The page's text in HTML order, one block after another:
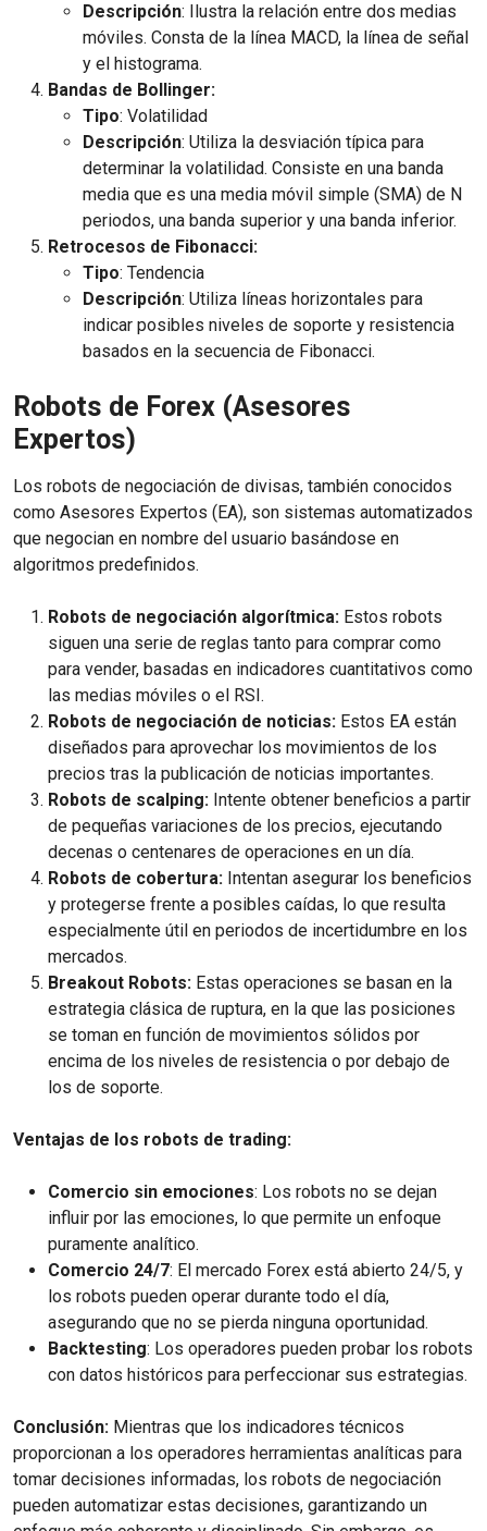
Descripción: Ilustra la relación entre dos medias
móviles. Consta de la línea MACD, la línea de señal
y el histograma.
Bandas de Bollinger:
Tipo: Volatilidad
Descripción: Utiliza la desviación típica para
determinar la volatilidad. Consiste en una banda
media que es una media móvil simple (SMA) de N
periodos, una banda superior y una banda inferior.
Retrocesos de Fibonacci:
Tipo: Tendencia
Descripción: Utiliza líneas horizontales para
indicar posibles niveles de soporte y resistencia
basados en la secuencia de Fibonacci.
Robots de Forex (Asesores
Expertos)
Los robots de negociación de divisas, también conocidos
como Asesores Expertos (EA), son sistemas automatizados
que negocian en nombre del usuario basándose en
algoritmos predefinidos.
Robots de negociación algorítmica: Estos robots
siguen una serie de reglas tanto para comprar como
para vender, basadas en indicadores cuantitativos como
las medias móviles o el RSI.
Robots de negociación de noticias: Estos EA están
diseñados para aprovechar los movimientos de los
precios tras la publicación de noticias importantes.
Robots de scalping: Intente obtener beneficios a partir
de pequeñas variaciones de los precios, ejecutando
decenas o centenares de operaciones en un día.
Robots de cobertura: Intentan asegurar los beneficios
y protegerse frente a posibles caídas, lo que resulta
especialmente útil en periodos de incertidumbre en los
mercados.
Breakout Robots: Estas operaciones se basan en la
estrategia clásica de ruptura, en la que las posiciones
se toman en función de movimientos sólidos por
encima de los niveles de resistencia o por debajo de
los de soporte.
Ventajas de los robots de trading:
Comercio sin emociones: Los robots no se dejan
influir por las emociones, lo que permite un enfoque
puramente analítico.
Comercio 24/7: El mercado Forex está abierto 24/5, y
los robots pueden operar durante todo el día,
asegurando que no se pierda ninguna oportunidad.
Backtesting: Los operadores pueden probar los robots
con datos históricos para perfeccionar sus estrategias.
Conclusión: Mientras que los indicadores técnicos
proporcionan a los operadores herramientas analíticas para
tomar decisiones informadas, los robots de negociación
pueden automatizar estas decisiones, garantizando un